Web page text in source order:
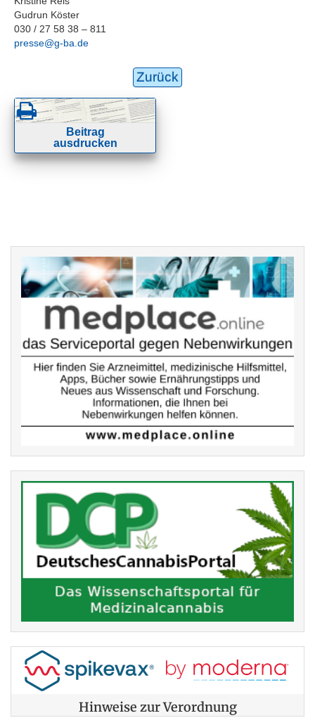
Gudrun Köster
030 / 27 58 38 – 811
presse@g-ba.de
Zurück
Beitrag
ausdrucken
Hinweise zur Verordnung